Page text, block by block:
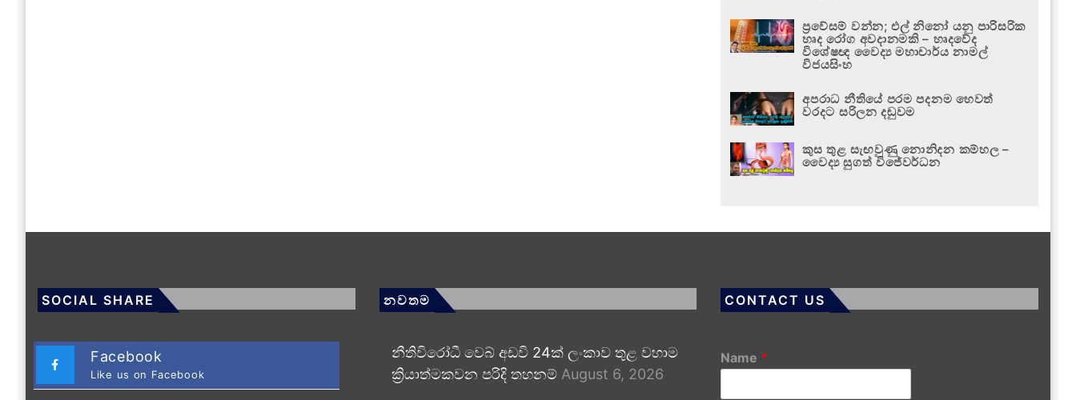
ප්‍රවේසම් වන්න; එල් නිනෝ යනු පාරිසරික
හෘද රෝග අවදානමකි – හෘදවේද
විශේෂඥ වෛද්‍ය මහාචාර්ය නාමල්
විජයසිංහ
අපරාධ නීතියේ පරම පදනම හෙවත්
වරදට සරිලන දඬුවම
කුස තුළ සැඟවුණු නොනිදන කම්හල –
වෛද්‍ය සුගත් විජේවර්ධන
SOCIAL SHARE
Facebook
Like us on Facebook
නවතම
නීතිවිරෝධී වෙබ් අඩවි 24ක් ලංකාව තුළ වහාම
ක්‍රියාත්මකවන පරිදි තහනම් August 6, 2026
CONTACT US
Name *